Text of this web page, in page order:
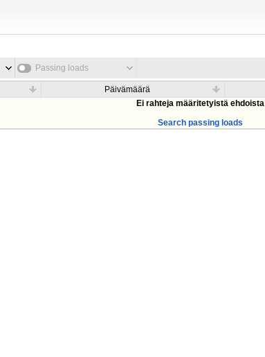
Passing loads
Päivämäärä
Ei rahteja määritetyistä ehdoista
Search passing loads